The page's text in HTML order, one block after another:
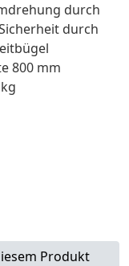
durch
durch
800 mm
Produkt